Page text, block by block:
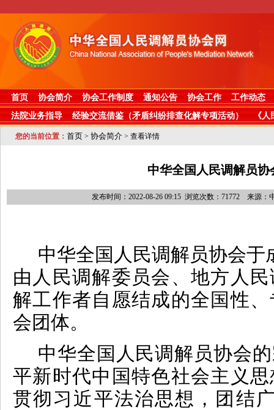
首页 协会简介 协会工作制度 通知公告 协会工作
工作动态
法院业务指导
经验交流借鉴（矛盾纠纷排查化解专项活动） 《
您的当前位置： 首页 > 协会简介 > 查看详情
中华全国人民调解员协
发布时间：2022-08-26 09:15 浏览次数：71772 来源：
中华全国人民调解员协会于
由人民调解委员会、地方人
解工作者自愿结成的全国性
会团体。
中华全国人民调解员协会
平新时代中国特色社会主义
贯彻习近平法治思想，团结